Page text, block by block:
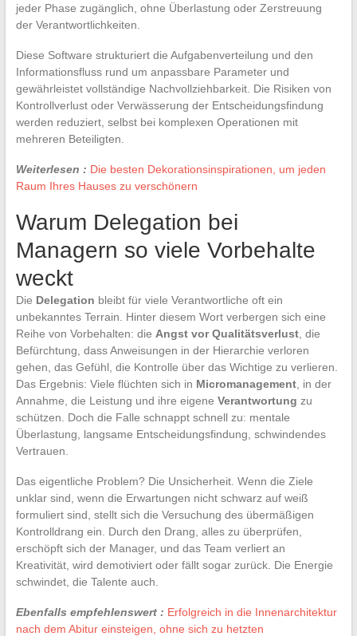
jeder Phase zugänglich, ohne Überlastung oder Zerstreuung
der Verantwortlichkeiten.
Diese Software strukturiert die Aufgabenverteilung und den
Informationsfluss rund um anpassbare Parameter und
gewährleistet vollständige Nachvollziehbarkeit. Die Risiken von
Kontrollverlust oder Verwässerung der Entscheidungsfindung
werden reduziert, selbst bei komplexen Operationen mit
mehreren Beteiligten.
Weiterlesen : Die besten Dekorationsinspirationen, um jeden
Raum Ihres Hauses zu verschönern
Warum Delegation bei
Managern so viele Vorbehalte
weckt
Die Delegation bleibt für viele Verantwortliche oft ein
unbekanntes Terrain. Hinter diesem Wort verbergen sich eine
Reihe von Vorbehalten: die Angst vor Qualitätsverlust, die
Befürchtung, dass Anweisungen in der Hierarchie verloren
gehen, das Gefühl, die Kontrolle über das Wichtige zu verlieren.
Das Ergebnis: Viele flüchten sich in Micromanagement, in der
Annahme, die Leistung und ihre eigene Verantwortung zu
schützen. Doch die Falle schnappt schnell zu: mentale
Überlastung, langsame Entscheidungsfindung, schwindendes
Vertrauen.
Das eigentliche Problem? Die Unsicherheit. Wenn die Ziele
unklar sind, wenn die Erwartungen nicht schwarz auf weiß
formuliert sind, stellt sich die Versuchung des übermäßigen
Kontrolldrang ein. Durch den Drang, alles zu überprüfen,
erschöpft sich der Manager, und das Team verliert an
Kreativität, wird demotiviert oder fällt sogar zurück. Die Energie
schwindet, die Talente auch.
Ebenfalls empfehlenswert : Erfolgreich in die Innenarchitektur
nach dem Abitur einsteigen, ohne sich zu hetzten